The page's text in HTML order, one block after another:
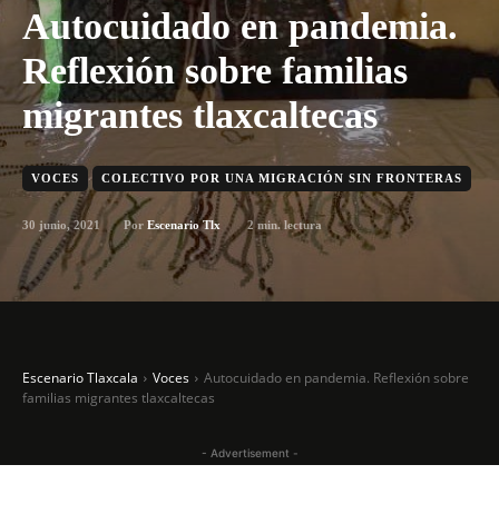
Autocuidado en pandemia.
Reflexión sobre familias
migrantes tlaxcaltecas
VOCES COLECTIVO POR UNA MIGRACIÓN SIN FRONTERAS
30 junio, 2021 Por Escenario Tlx 2min. lectura
Escenario Tlaxcala Voces
Autocuidado en pandemia. Reflexión sobre
familias migrantes tlaxcaltecas
- Advertisement -